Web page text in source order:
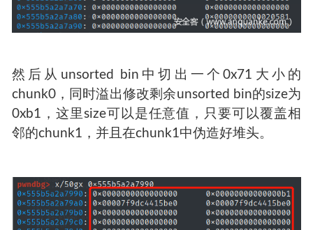
然后从unsorted bin中切出一个0x71大小的
chunk0，同时溢出修改剩余unsorted bin的size为
0xb1，这里size可以是任意值，只要可以覆盖相
邻的chunk1，并且在chunk1中伪造好堆头。